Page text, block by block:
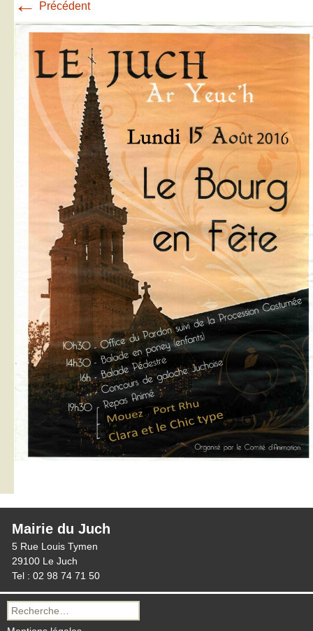
Précédent
Mairie du Juch
5 Rue Louis Tymen
29100 Le Juch
Tel : 02 98 74 71 50
Recherche
pour :